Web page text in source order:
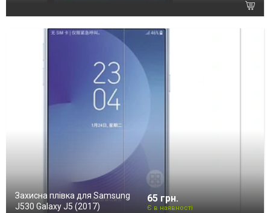
Захисна плівка для Samsung
J530 Galaxy J5 (2017)
65 грн.
Є в наявності